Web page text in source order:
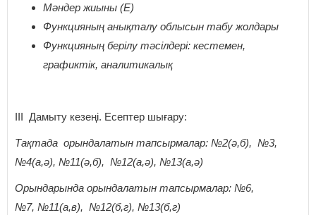
Мәндер жиыны (Е)
Функцияның анықталу облысын табу жолдары
Функцияның берілу тәсілдері: кестемен,
графиктік, аналитикалық
ІІІ Дамыту кезеңі. Есептер шығару:
Тақтада орындалатын тапсырмалар: №2(ә,б), №3,
№4(а,ә), №11(ә,б), №12(а,ә), №13(а,ә)
Орындарында орындалатын тапсырмалар: №6,
№7, №11(а,в), №12(б,г), №13(б,г)